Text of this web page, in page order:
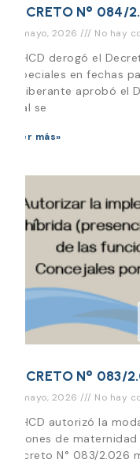
DECRETO N° 084/
18 mayo, 2026 No hay
El HCD derogó el
Especiales en fechas
Deliberante aprobó el
cual se
Leer más»
DECRETO N° 083/
15 mayo, 2026 No hay
El HCD autorizó la
razones de
Decreto N° 083/2.026